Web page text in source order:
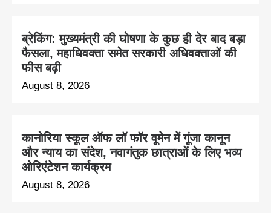
ब्रेकिंग: मुख्यमंत्री की घोषणा के कुछ ही देर बाद बड़ा
फैसला, महाधिवक्ता समेत सरकारी अधिवक्ताओं की
फीस बढ़ी
August 8, 2026
कानोरिया स्कूल ऑफ लॉ फॉर वूमेन में गूंजा कानून
और न्याय का संदेश, नवागंतुक छात्राओं के लिए भव्य
ओरिएंटेशन कार्यक्रम
August 8, 2026